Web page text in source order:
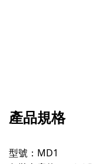
產品規格
型號：MD1